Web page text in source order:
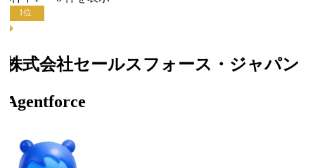
位
式会社セールスフォース・ジャパン